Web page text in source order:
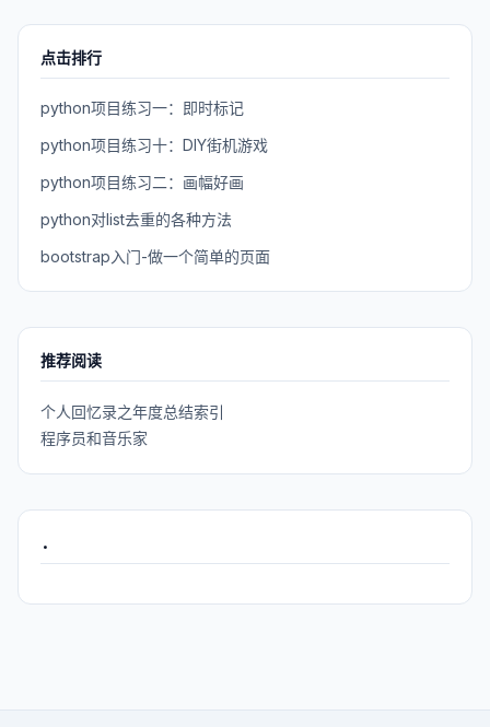
点击排行
python项目练习一：即时标记
python项目练习十：DIY街机游戏
python项目练习二：画幅好画
python对list去重的各种方法
bootstrap入门-做一个简单的页面
推荐阅读
个人回忆录之年度总结索引
程序员和音乐家
.